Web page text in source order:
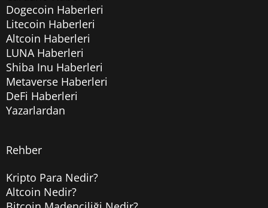
Dogecoin Haberleri
Litecoin Haberleri
Altcoin Haberleri
LUNA Haberleri
Shiba Inu Haberleri
Metaverse Haberleri
DeFi Haberleri
Yazarlardan
Rehber
Kripto Para Nedir?
Altcoin Nedir?